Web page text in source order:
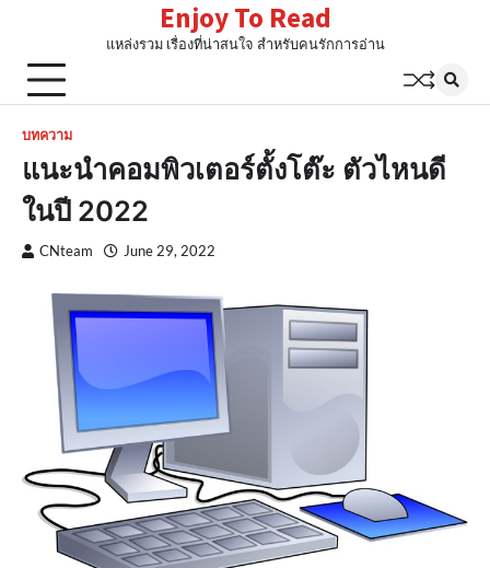
content
Enjoy To Read
แหล่งรวม เรื่องที่น่าสนใจ สำหรับคนรักการอ่าน
บทความ
แนะนำคอมพิวเตอร์ตั้งโต๊ะ ตัวไหนดี
ในปี 2022
CNteam June 29, 2022